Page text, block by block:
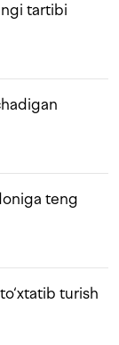
tartibi
teng
turish